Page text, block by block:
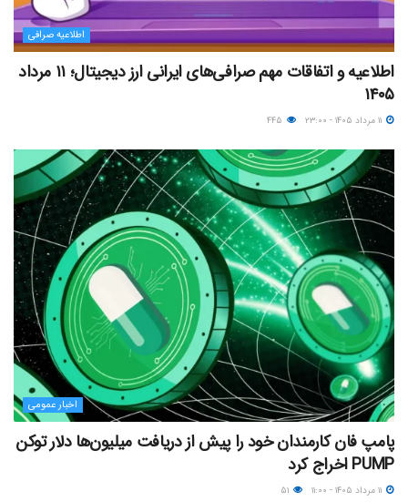
اطلاعیه صرافی
اطلاعیه و اتفاقات مهم صرافی‌های ایرانی ارز دیجیتال؛ ۱۱ مرداد
۱۴۰۵
اخبار عمومی
پامپ فان کارمندان خود را پیش از دریافت میلیون‌ها دلار توکن
PUMP اخراج کرد